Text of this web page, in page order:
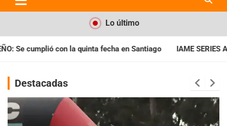
Lo último
en Santiago IAME SERIES ARGENTINA: Horarios para la
Destacadas